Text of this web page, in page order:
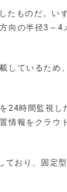
たものだ。い
向の半径3～4
しているため
24時間監視し
情報をクラウ
おり、固定